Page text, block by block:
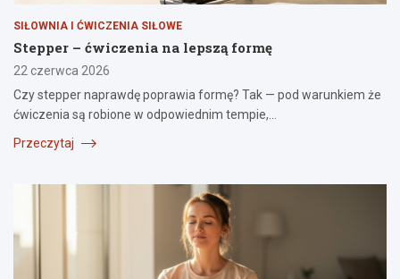
SIŁOWNIA I ĆWICZENIA SIŁOWE
Stepper – ćwiczenia na lepszą formę
22 czerwca 2026
Czy stepper naprawdę poprawia formę? Tak — pod warunkiem że
ćwiczenia są robione w odpowiednim tempie,…
Przeczytaj